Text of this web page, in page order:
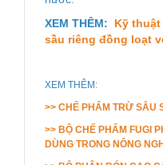
XEM THÊM:
Kỹ
sầu riêng đồng loạt
XEM THÊM:
>> CHẾ PHẨM TRỪ SÂU
>> BỘ CHẾ PHẨM FUGI
DÙNG TRONG NÔNG